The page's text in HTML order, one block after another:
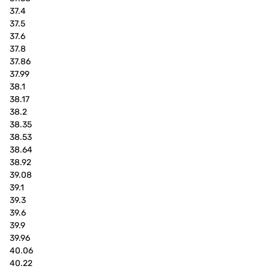
37.4
37.5
37.6
37.8
37.86
37.99
38.1
38.17
38.2
38.35
38.53
38.64
38.92
39.08
39.1
39.3
39.6
39.9
39.96
40.06
40.22